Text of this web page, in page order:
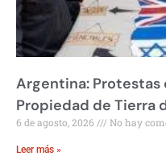
Argentina: Protestas
Propiedad de Tierra
6 de agosto, 2026 No hay
Leer más »